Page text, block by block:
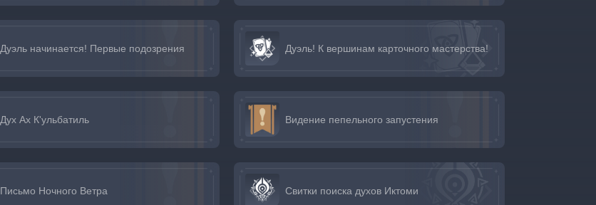
Дуэль начинается! Первые подозрения Дуэль! К вершинам карточного мастерства!
Дух Ах К'ульбатиль Видение пепельного запустения
Письмо Ночного Ветра Свитки поиска духов Иктоми